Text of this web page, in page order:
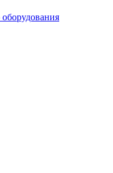
оборудования